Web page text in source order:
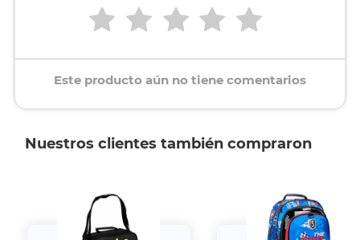
Este producto aún no tiene comentarios
Nuestros clientes también compraron